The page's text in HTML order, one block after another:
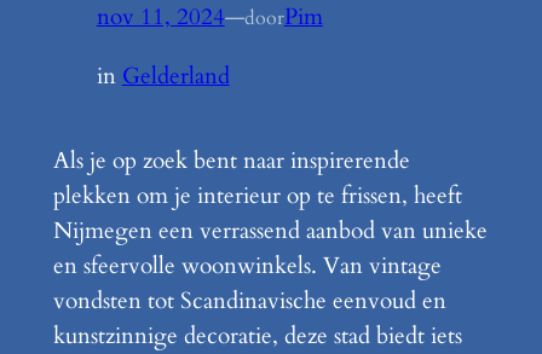
nov 11, 2024—doorPim
in Gelderland
Als je op zoek bent naar inspirerende
plekken om je interieur op te frissen, heeft
Nijmegen een verrassend aanbod van unieke
en sfeervolle woonwinkels. Van vintage
vondsten tot Scandinavische eenvoud en
kunstzinnige decoratie, deze stad biedt iets